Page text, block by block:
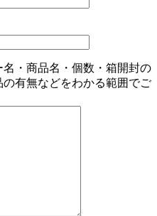
・商品名・個数・箱開封の
有無などをわかる範囲でご